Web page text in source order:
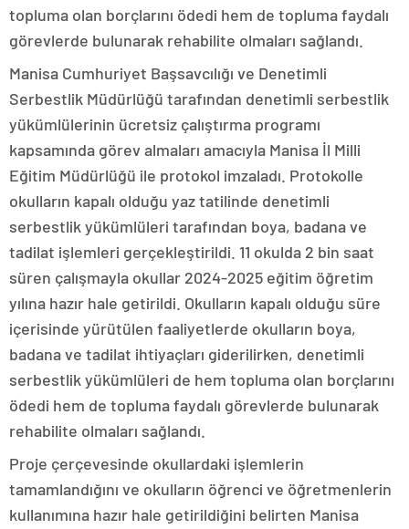
topluma olan borçlarını ödedi hem de topluma faydalı
görevlerde bulunarak rehabilite olmaları sağlandı.
Manisa Cumhuriyet Başsavcılığı ve Denetimli
Serbestlik Müdürlüğü tarafından denetimli serbestlik
yükümlülerinin ücretsiz çalıştırma programı
kapsamında görev almaları amacıyla Manisa İl Milli
Eğitim Müdürlüğü ile protokol imzaladı. Protokolle
okulların kapalı olduğu yaz tatilinde denetimli
serbestlik yükümlüleri tarafından boya, badana ve
tadilat işlemleri gerçekleştirildi. 11 okulda 2 bin saat
süren çalışmayla okullar 2024-2025 eğitim öğretim
yılına hazır hale getirildi. Okulların kapalı olduğu süre
içerisinde yürütülen faaliyetlerde okulların boya,
badana ve tadilat ihtiyaçları giderilirken, denetimli
serbestlik yükümlüleri de hem topluma olan borçlarını
ödedi hem de topluma faydalı görevlerde bulunarak
rehabilite olmaları sağlandı.
Proje çerçevesinde okullardaki işlemlerin
tamamlandığını ve okulların öğrenci ve öğretmenlerin
kullanımına hazır hale getirildiğini belirten Manisa